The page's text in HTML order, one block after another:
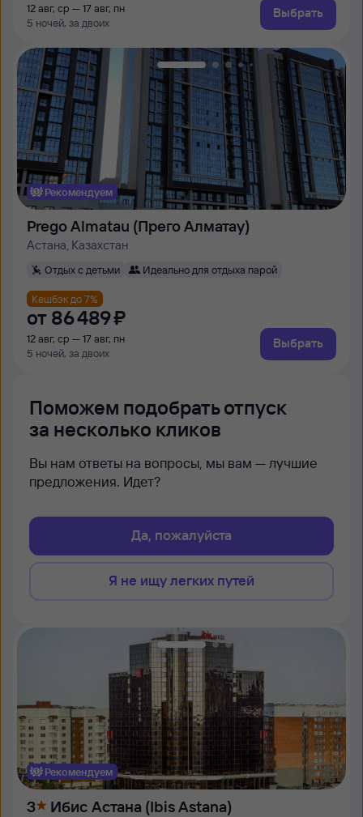
12 авг, ср — 17 авг, пн
5 ночей, за двоих
Выбрать
Рекомендуем
Prego Almatau (Прего Алматау)
Астана, Казахстан
Отдых с детьми Идеально для отдыха парой
Кешбэк до 7%
от 86 ⁠489 ⁠₽
12 авг, ср — 17 авг, пн
5 ночей, за двоих
Выбрать
Поможем подобрать отпуск
за несколько кликов
Вы нам ответы на вопросы, мы вам — лучшие
предложения. Идет?
Да, пожалуйста
Я не ищу легких путей
Рекомендуем
3 Ибис Астана (Ibis Astana)